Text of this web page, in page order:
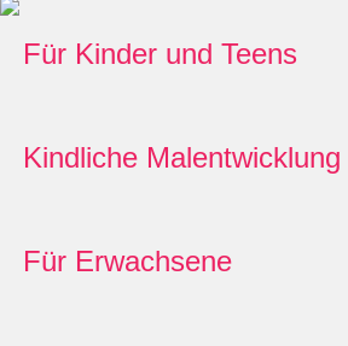
Für Kinder und Teens
Kindliche Malentwicklung
Für Erwachsene